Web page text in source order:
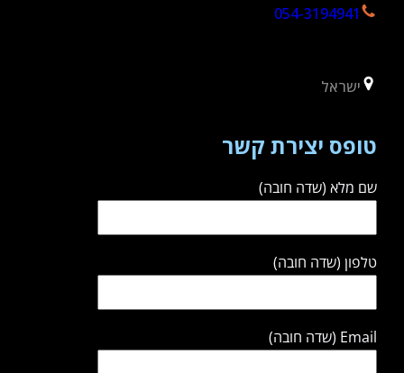
054-3194941
ישראל
טופס יצירת קשר
שם מלא (שדה חובה)
טלפון (שדה חובה)
Email (שדה חובה)